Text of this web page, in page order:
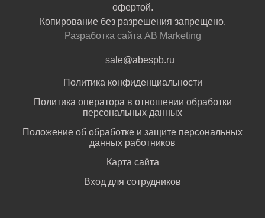
офертой.
Копирование без разрешения запрещено.
Разработка сайта AB Marketing
sale@abespb.ru
Политика конфиденциальности
Политика оператора в отношении обработки
персональных данных
Положение об обработке и защите персональных
данных работников
Карта сайта
Вход для сотрудников